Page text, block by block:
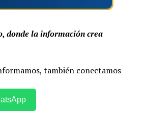
donde la información crea
también conectamos